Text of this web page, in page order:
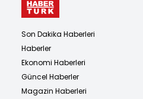
Son Dakika Haberleri
Haberler
Ekonomi Haberleri
Güncel Haberler
Magazin Haberleri